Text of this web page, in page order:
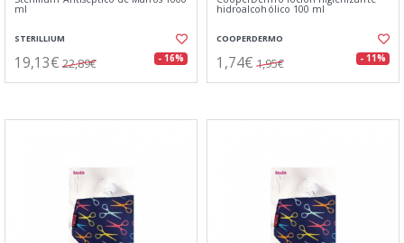
ml
STERILLIUM
19,13€ 22,89€ - 16%
hidroalcohólico 100 ml
COOPERDERMO
1,74€ 1,95€ - 11%